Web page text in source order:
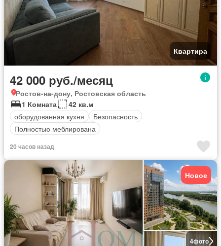
Квартира
42 000 руб./месяц
Ростов-на-дону, Ростовская область
1 Комната
42 кв.м
оборудованная кухня
Безопасность
Полностью меблирована
20 часов назад
4фото
Новое